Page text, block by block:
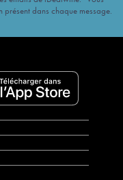
dans chaque message.